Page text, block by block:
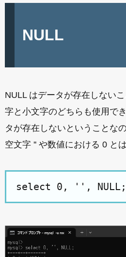
NULL
NULL はデータが存在しない
字と小文字のどちらも使用で
タが存在しないということな
空文字 '' や数値における 0 と
select 0, '', NULL;